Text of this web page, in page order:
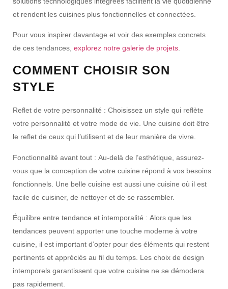
et rendent les cuisines plus fonctionnelles et connectées.
Pour vous inspirer davantage et voir des exemples concrets
de ces tendances, explorez notre galerie de projets
COMMENT CHOISIR SON
STYLE
Reflet de votre personnalité : Choisissez un style qui reflète
votre personnalité et votre mode de vie. Une cuisine doit être
le reflet de ceux qui l’utilisent et de leur manière de vivre.
Fonctionnalité avant tout : Au-delà de l’esthétique, assurez-
vous que la conception de votre cuisine répond à vos besoins
fonctionnels. Une belle cuisine est aussi une cuisine où il est
facile de cuisiner, de nettoyer et de se rassembler.
Équilibre entre tendance et intemporalité : Alors que les
tendances peuvent apporter une touche moderne à votre
cuisine, il est important d’opter pour des éléments qui restent
pertinents et appréciés au fil du temps. Les choix de design
intemporels garantissent que votre cuisine ne se démodera
pas rapidement.